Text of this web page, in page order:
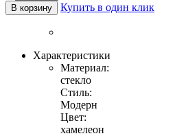
В корзину Купить в один клик
Характеристики
Материал:
стекло
Стиль:
Модерн
Цвет:
хамелеон